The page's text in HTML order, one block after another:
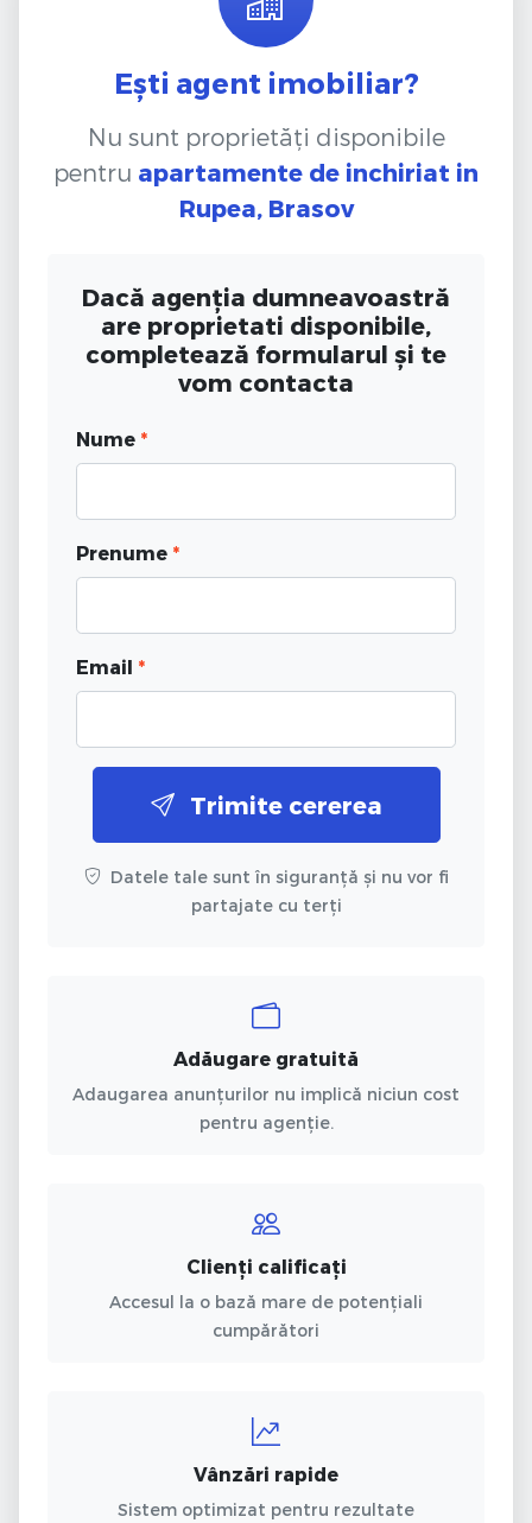
Ești agent imobiliar?
Nu sunt proprietăți disponibile
pentru apartamente de inchiriat in
Rupea, Brasov
Dacă agenția dumneavoastră
are proprietati disponibile,
completează formularul și te
vom contacta
Nume *
Prenume *
Email *
Trimite cererea
Datele tale sunt în siguranță și nu vor fi
partajate cu terți
Adăugare gratuită
Adaugarea anunțurilor nu implică niciun cost
pentru agenție.
Clienți calificați
Accesul la o bază mare de potențiali
cumpărători
Vânzări rapide
Sistem optimizat pentru rezultate